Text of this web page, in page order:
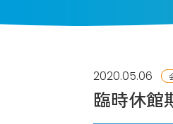
2020.05.06
臨時休館